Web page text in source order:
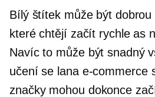
Bílý štítek může být dobrou
které chtějí začít rychle as
Navíc to může být snadný
učení se lana e-commerce
značky mohou dokonce